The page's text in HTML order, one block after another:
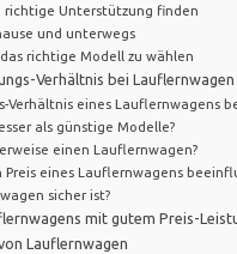
richtige Unterstützung finden
und unterwegs
richtige Modell zu wählen
Verhältnis bei Lauflernwagen
Verhältnis eines Lauflernwagens
als günstige Modelle?
einen Lauflernwagen?
eines Lauflernwagens
sicher ist?
mit gutem Preis-
Lauflernwagen